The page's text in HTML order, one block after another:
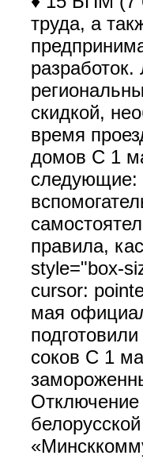
труда, а
скидкой,
время
домов С 1
следующие:
правила,
style="box-
cursor:
мая
соков С 1
Отключение